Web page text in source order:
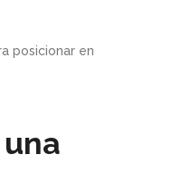
posicionar en